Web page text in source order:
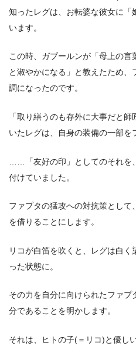
知ったレグは、お転婆な彼女に
います。
この時、ガブールンが「母上の言
と淑やかになる」と教えたため、
調になったのです。
「取り繕うのも存外に大事だと
いたレグは、自身の装備の一部を
……「友好の印」としてのそれを
付けていました。
ファプタの猛攻への対抗策として
を借りることにします。
リコが白笛を吹くと、レグは白
った状態に。
その力を自分に向けられたファプ
分であることを明かします。
それは、ヒトの子(＝リコ)と優し